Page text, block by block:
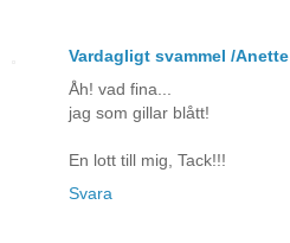
Vardagligt svammel /Anette
Åh! vad fina...
jag som gillar blått!
En lott till mig, Tack!!!
Svara